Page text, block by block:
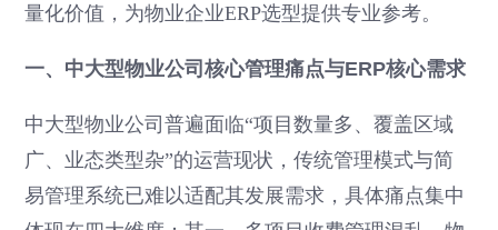
量化价值，为物业企业ERP选型提供专业参考。
一、中大型物业公司核心管理痛点与ERP核心需求
中大型物业公司普遍面临“项目数量多、覆盖区域
广、业态类型杂”的运营现状，传统管理模式与简
易管理系统已难以适配其发展需求，具体痛点集中